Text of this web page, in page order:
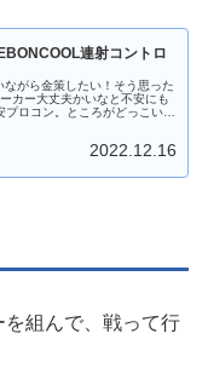
連射コントロ
がら金策したい！そう思った
カー大丈夫かいなと不安にも
ロコン。ところがどっこい、
2022.12.16
組んで、戦って行